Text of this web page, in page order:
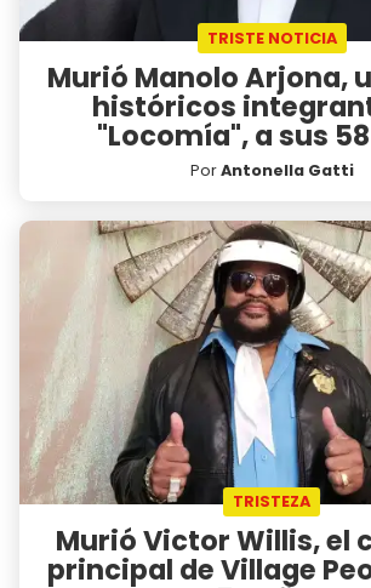
TRISTE NOTICIA
Murió Manolo Arjona,
históricos
"Locomía", a sus
PorAntonella Gatti
TRISTEZA
Murió Victor Willis, el
principal de Village